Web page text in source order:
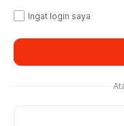
Ingat login saya